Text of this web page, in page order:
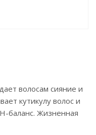
волосам сияние и
кутикулу волос и
баланс. Жизненная